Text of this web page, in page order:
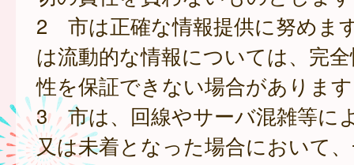
2 市は正確な情報提供に努めま
は流動的な情報については、完
性を保証できない場合がありま
3 市は、回線やサーバ混雑等に
又は未着となった場合において